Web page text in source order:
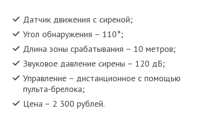
Датчик движения с сиреной;
Угол обнаружения – 110°;
Длина зоны срабатывания – 10 метров;
Звуковое давление сирены – 120 дБ;
Управление – дистанционное с помощью
пульта-брелока;
Цена – 2 300 рублей.